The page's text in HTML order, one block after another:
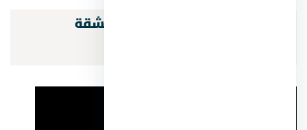
مستلزمات تشطيب الكهرباء للشقة